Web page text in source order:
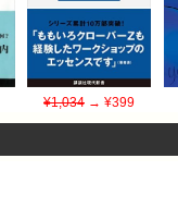
¥1,034 → ¥399